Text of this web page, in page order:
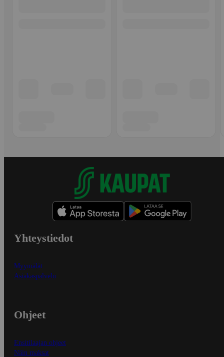
Yhteystiedot
Myymälät
Asiakaspalvelu
Ohjeet
Ensitilaajan ohjeet
Näin maksat